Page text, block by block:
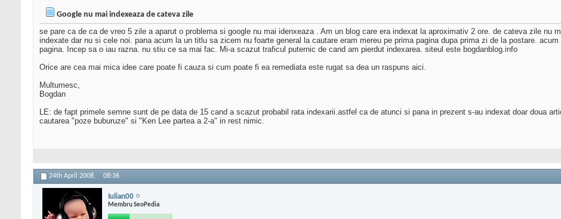
Google nu mai indexeaza de cateva zile
se pare ca de ca de vreo 5 zile a aparut o problema si google nu mai idenxeaza . Am un blog care era indexat la aproximativ 2 ore. de cateva zile nu
indexate dar nu si cele noi. pana acum la un titlu sa zicem nu foarte general la cautare eram mereu pe prima pagina dupa prima zi de la postare.
pagina. Incep sa o iau razna. nu stiu ce sa mai fac. Mi-a scazut traficul puternic de cand am pierdut indexarea. siteul este bogdanblog.info
Orice are cea mai mica idee care poate fi cauza si cum poate fi ea remediata este rugat sa dea un raspuns aici.
Multumesc,
Bogdan
LE: de fapt primele semne sunt de pe data de 15 cand a scazut probabil rata indexarii.astfel ca de atunci si pana in prezent s-au indexat doar doua
cautarea "poze buburuze" si "Ken Lee partea a 2-a" in rest nimic.
24th April 2008, 08:36
Iulian00
Membru SeoPedia